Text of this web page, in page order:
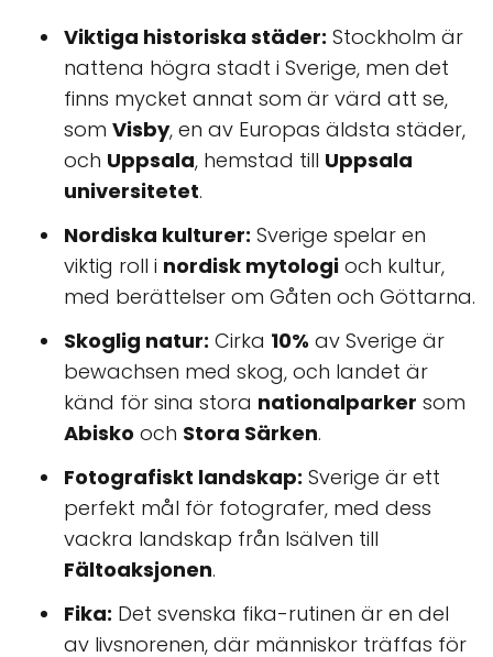
Viktiga historiska städer: Stockholm är
nattena högra stadt i Sverige, men det
finns mycket annat som är värd att se,
som Visby, en av Europas äldsta städer,
och Uppsala, hemstad till Uppsala
universitetet.
Nordiska kulturer: Sverige spelar en
viktig roll i nordisk mytologi och kultur,
med berättelser om Gåten och Göttarna.
Skoglig natur: Cirka 10% av Sverige är
bewachsen med skog, och landet är
känd för sina stora nationalparker som
Abisko och Stora Särken.
Fotografiskt landskap: Sverige är ett
perfekt mål för fotografer, med dess
vackra landskap från Isälven till
Fältoaksjonen.
Fika: Det svenska fika-rutinen är en del
av livsnorenen, där människor träffas för